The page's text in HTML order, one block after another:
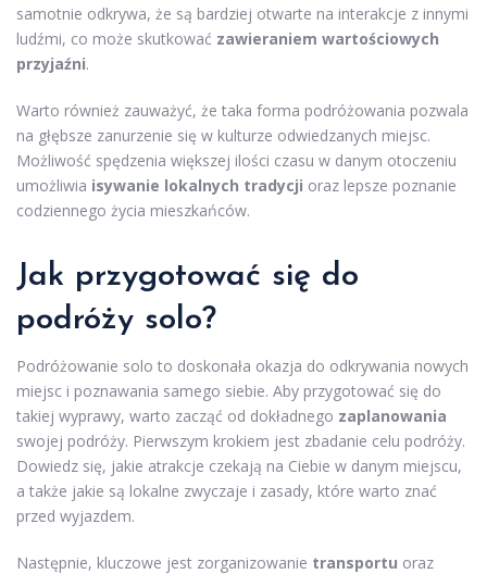
samotnie odkrywa, że są bardziej otwarte na interakcje z innymi
ludźmi, co może skutkować zawieraniem wartościowych
przyjaźni.
Warto również zauważyć, że taka forma podróżowania pozwala
na głębsze zanurzenie się w kulturze odwiedzanych miejsc.
Możliwość spędzenia większej ilości czasu w danym otoczeniu
umożliwia isywanie lokalnych tradycji oraz lepsze poznanie
codziennego życia mieszkańców.
Jak przygotować się do
podróży solo?
Podróżowanie solo to doskonała okazja do odkrywania nowych
miejsc i poznawania samego siebie. Aby przygotować się do
takiej wyprawy, warto zacząć od dokładnego zaplanowania
swojej podróży. Pierwszym krokiem jest zbadanie celu podróży.
Dowiedz się, jakie atrakcje czekają na Ciebie w danym miejscu,
a także jakie są lokalne zwyczaje i zasady, które warto znać
przed wyjazdem.
Następnie, kluczowe jest zorganizowanie transportu oraz